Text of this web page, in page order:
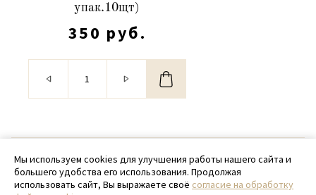
упак.10щт)
350 руб.
© 2020 - 2026 SamPack
+ 7 (918) 699-97-87
Мы используем cookies для улучшения работы нашего сайта и
большего удобства его использования. Продолжая
использовать сайт, Вы выражаете своё согласие на обработку